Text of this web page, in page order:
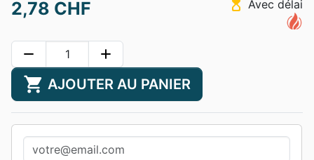
2,78 CHF hourglass_top Avec délai
remove add
shopping_cart AJOUTER AU PANIER